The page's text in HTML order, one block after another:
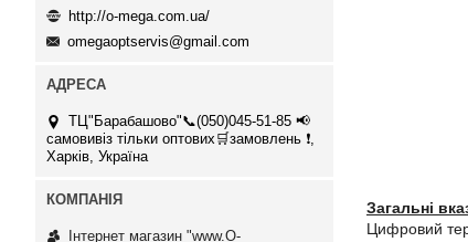
Загальні
Цифровий
http://o-mega.com.ua/
omegaoptservis@gmail.com
ТЦ"Барабашово"📞(050)045-51-85 📢
самовивіз тільки оптових🛒замовлень ❗,
Харків, Україна
Інтернет магазин "www.O-